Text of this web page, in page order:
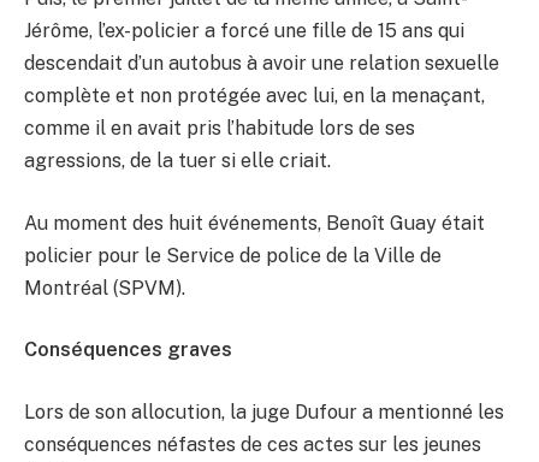
Jérôme, l’ex-policier a forcé une fille de 15 ans qui
descendait d’un autobus à avoir une relation sexuelle
complète et non protégée avec lui, en la menaçant,
comme il en avait pris l’habitude lors de ses
agressions, de la tuer si elle criait.
Au moment des huit événements, Benoît Guay était
policier pour le Service de police de la Ville de
Montréal (SPVM).
Conséquences graves
Lors de son allocution, la juge Dufour a mentionné les
conséquences néfastes de ces actes sur les jeunes